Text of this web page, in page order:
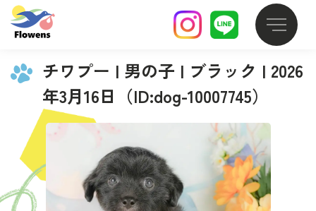
チワプー | 男の子 | ブラック | 2026
年3月16日（ID:dog-10007745）